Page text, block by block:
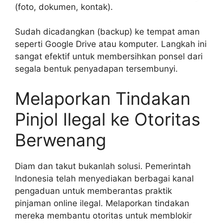
(foto, dokumen, kontak).
Sudah dicadangkan (backup) ke tempat aman
seperti Google Drive atau komputer. Langkah ini
sangat efektif untuk membersihkan ponsel dari
segala bentuk penyadapan tersembunyi.
Melaporkan Tindakan
Pinjol Ilegal ke Otoritas
Berwenang
Diam dan takut bukanlah solusi. Pemerintah
Indonesia telah menyediakan berbagai kanal
pengaduan untuk memberantas praktik
pinjaman online ilegal. Melaporkan tindakan
mereka membantu otoritas untuk memblokir